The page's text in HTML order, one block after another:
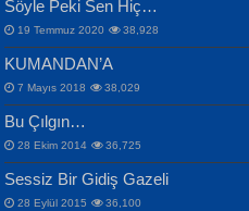
İPEK ACAR SERT
Gazze’nin Şecaati, Ümmetin
Selahattin Yıldız
İdrakimle Üşürken...
ERDEM BAYAZIT
Sana, Bana, Vatanıma,
İnsanlarına Dair...
Söyle Peki Sen Hiç…
19 Temmuz 2020 38,928
KUMANDAN’A
7 Mayıs 2018 38,029
Bu Çılgın…
28 Ekim 2014 36,725
Sessiz Bir Gidiş Gazeli
28 Eylül 2015 36,100